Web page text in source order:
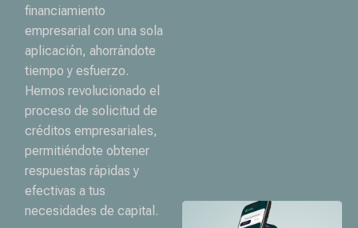
financiamiento
empresarial con una sola
aplicación, ahorrándote
tiempo y esfuerzo.
Hemos revolucionado el
proceso de solicitud de
créditos empresariales,
permitiéndote obtener
respuestas rápidas y
efectivas a tus
necesidades de capital.